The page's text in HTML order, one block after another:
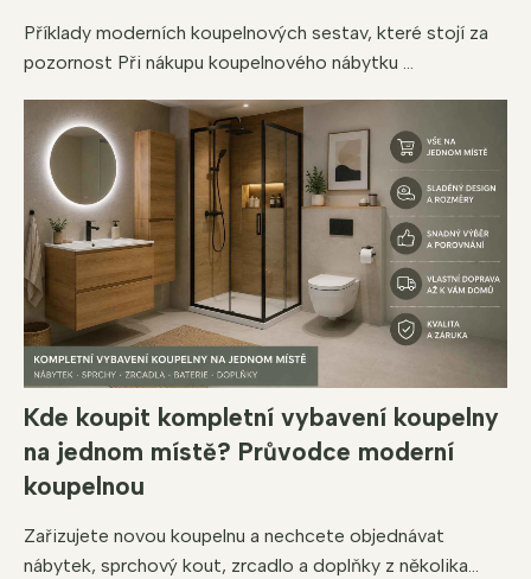
Příklady moderních koupelnových sestav, které stojí za
pozornost Při nákupu koupelnového nábytku ...
Kde koupit kompletní vybavení koupelny
na jednom místě? Průvodce moderní
koupelnou
Zařizujete novou koupelnu a nechcete objednávat
nábytek, sprchový kout, zrcadlo a doplňky z několika...